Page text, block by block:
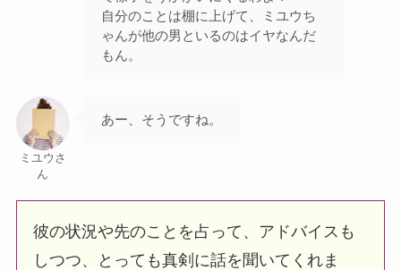
自分のことは棚に上げて、ミユウち
ゃんが他の男といるのはイヤなんだ
もん。
ミユウさ
ん
あー、そうですね。
彼の状況や先のことを占って、アドバイスも
しつつ、とっても真剣に話を聞いてくれま